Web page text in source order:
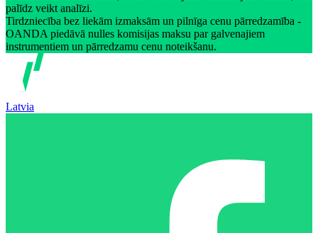
palīdz veikt analīzi.
Tirdzniecība bez liekām izmaksām un pilnīga cenu pārredzamība -
OANDA piedāvā nulles komisijas maksu par galvenajiem
instrumentiem un pārredzamu cenu noteikšanu.
Latvia